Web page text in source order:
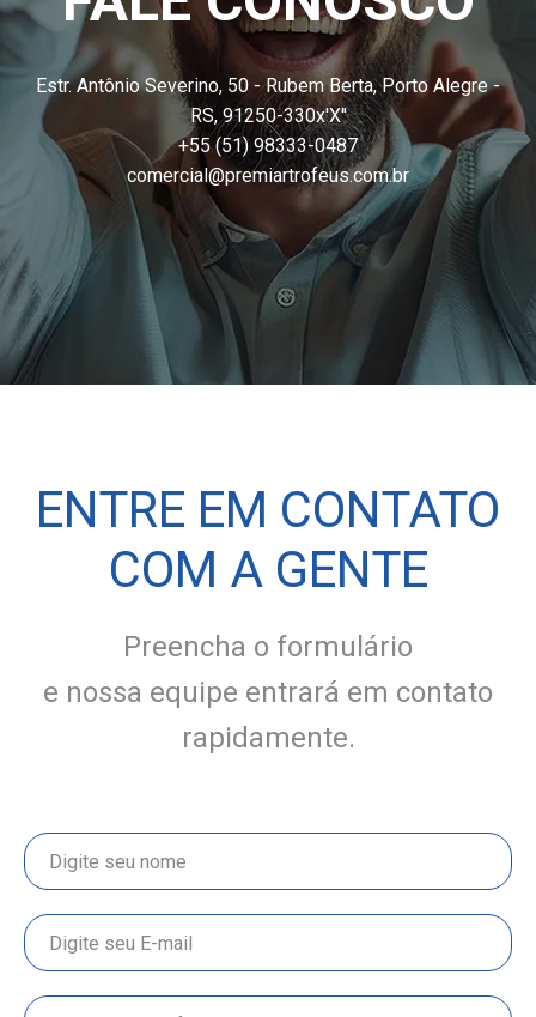
PERGUNTAS FREQUENTES
Estr. Antônio Severino, 50 - Rubem Berta, Porto Alegre -
RS, 91250-330x'X''
+55 (51) 98333-0487
comercial@premiartrofeus.com.br
ENTRE EM CONTATO
COM A GENTE
Preencha o formulário
e nossa equipe entrará em contato
rapidamente.